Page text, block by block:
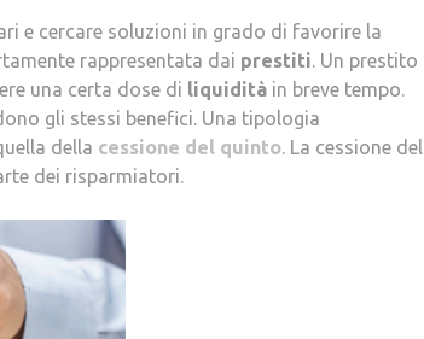
e cercare soluzioni in grado di favorire la
rappresentata dai prestiti. Un prestito
una certa dose di liquidità in breve tempo.
gli stessi benefici. Una tipologia
della cessione del quinto. La cessione del
dei risparmiatori.